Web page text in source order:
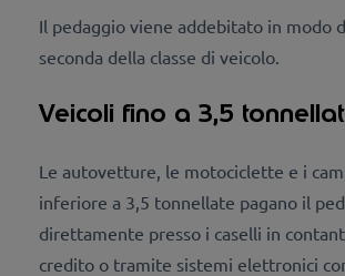
Il pedaggio viene addebitato in modo
seconda della classe di veicolo.
Veicoli fino a 3,5
Le autovetture, le motociclette e i
inferiore a 3,5 tonnellate pagano il
direttamente presso i caselli in
credito o tramite sistemi elettronici